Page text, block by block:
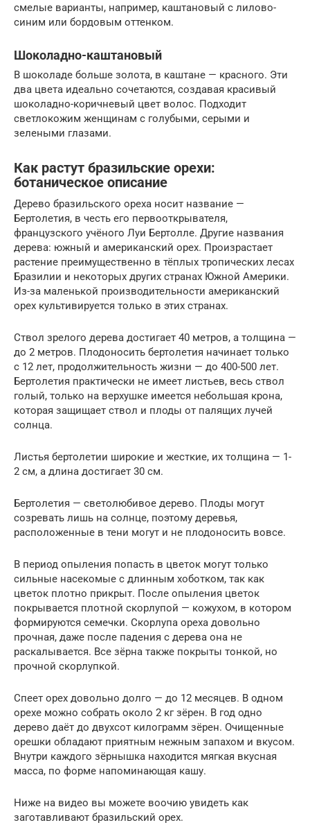
смелые варианты, например, каштановый с лилово-
синим или бордовым оттенком.
Шоколадно-каштановый
В шоколаде больше золота, в каштане — красного. Эти
два цвета идеально сочетаются, создавая красивый
шоколадно-коричневый цвет волос. Подходит
светлокожим женщинам с голубыми, серыми и
зелеными глазами.
Как растут бразильские орехи:
ботаническое описание
Дерево бразильского ореха носит название —
Бертолетия, в честь его первооткрывателя,
французского учёного Луи Бертолле. Другие названия
дерева: южный и американский орех. Произрастает
растение преимущественно в тёплых тропических лесах
Бразилии и некоторых других странах Южной Америки.
Из-за маленькой производительности американский
орех культивируется только в этих странах.
Ствол зрелого дерева достигает 40 метров, а толщина —
до 2 метров. Плодоносить бертолетия начинает только
с 12 лет, продолжительность жизни — до 400-500 лет.
Бертолетия практически не имеет листьев, весь ствол
голый, только на верхушке имеется небольшая крона,
которая защищает ствол и плоды от палящих лучей
солнца.
Листья бертолетии широкие и жесткие, их толщина — 1-
2 см, а длина достигает 30 см.
Бертолетия — светолюбивое дерево. Плоды могут
созревать лишь на солнце, поэтому деревья,
расположенные в тени могут и не плодоносить вовсе.
В период опыления попасть в цветок могут только
сильные насекомые с длинным хоботком, так как
цветок плотно прикрыт. После опыления цветок
покрывается плотной скорлупой — кожухом, в котором
формируются семечки. Скорлупа ореха довольно
прочная, даже после падения с дерева она не
раскалывается. Все зёрна также покрыты тонкой, но
прочной скорлупкой.
Спеет орех довольно долго — до 12 месяцев. В одном
орехе можно собрать около 2 кг зёрен. В год одно
дерево даёт до двухсот килограмм зёрен. Очищенные
орешки обладают приятным нежным запахом и вкусом.
Внутри каждого зёрнышка находится мягкая вкусная
масса, по форме напоминающая кашу.
Ниже на видео вы можете воочию увидеть как
заготавливают бразильский орех.